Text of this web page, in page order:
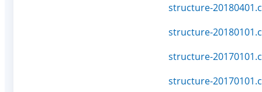
structure-
structure-
structure-
structure-